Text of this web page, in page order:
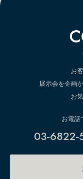
お
展示会を企画
お
お電話
03-6822-